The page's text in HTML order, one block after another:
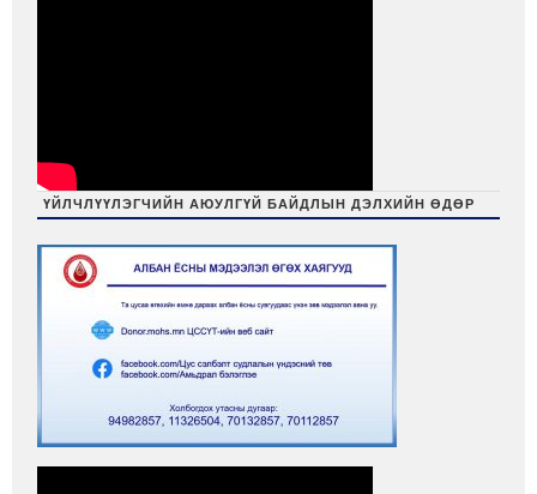
ҮЙЛЧЛҮҮЛЭГЧИЙН АЮУЛГҮЙ БАЙДЛЫН ДЭЛХИЙН ӨДӨР